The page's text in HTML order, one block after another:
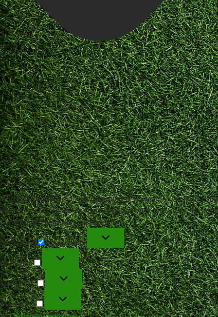
Um dir ein optimales Erlebnis zu bieten, verwenden wir
können wir Daten wie das Surfverhalten oder eindeutige IDs
Funktionen beeinträchtigt werden.
Funktional
Funktional
Immer aktiv
Vorlieben
Vorlieben
Statistiken
Statistiken
Marketing
Marketing